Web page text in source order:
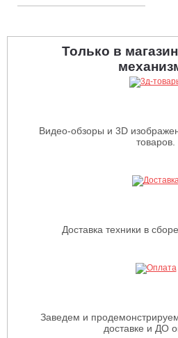
Только в
Видео-обзоры и 3D
товаров.
Доставка техники в
Заведем и
доставке и ДО